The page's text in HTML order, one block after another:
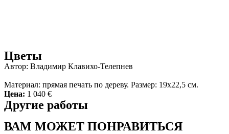
Цветы
Автор: Владимир Клавихо-Телепнев
Материал: прямая печать по дереву. Размер: 19х22,5 см.
Цена: 1 040 €
Другие работы
ВАМ МОЖЕТ ПОНРАВИТЬСЯ